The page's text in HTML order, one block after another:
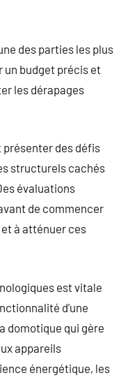
des parties les plus
un budget précis et
les dérapages
des défis
structurels cachés
évaluations
de commencer
à atténuer ces
est vitale
d’une
domotique qui gère
appareils
énergétique, les